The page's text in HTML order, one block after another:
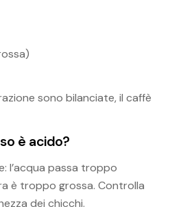
sono bilanciate, il caffè
è acido?
l’acqua passa troppo
è troppo grossa. Controlla
dei chicchi.